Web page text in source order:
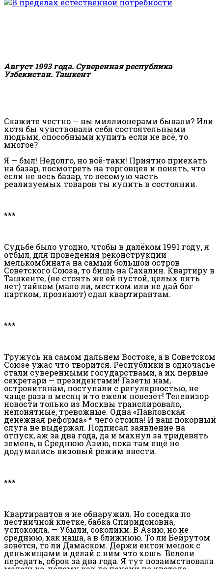
Август 1993 года. Суверенная республика
Узбекистан. Ташкент
Скажите честно — вы миллионерами бывали? Или
хотя бы чувствовали себя состоятельными
людьми, способными купить если не всё, то
многое?
Я — был! Недолго, но всё-таки! Приятно приехать
на базар, посмотреть на торговцев и понять, что
если не весь базар, то весомую часть
реализуемых товаров ты купить в состоянии.
***
Судьбе было угодно, чтобы в далёком 1991 году, я
отбыл, для проведения реконструкции
мелькомбината на самый большой остров
Советского Союза, то бишь на Сахалин. Квартиру в
Ташкенте, (не стоять же ей пустой, целых пять
лет) тайком (мало ли, местком или не дай бог
партком, прознают) сдал квартирантам.
***
Тружусь на самом дальнем Востоке, а в Советском
Союзе ужас что творится. Республики в одночасье
стали суверенными государствами, а их первые
секретари — президентами! Газеты нам,
островитянам, поступали с регулярностью, не
чаще раза в месяц и то ежели повезёт! Телевизор
новости только из Москвы транслировало,
непонятные, тревожные. Одна «Павловская
денежная реформа» * чего стоила! И ваш покорный
слуга не выдержал. Подписал заявление на
отпуск, аж за два года, да и махнул за тридевять
земель, в Среднюю Азию, пока там ещё не
додумались визовый режим ввести.
***
Квартирантов я не обнаружил. Но соседка по
лестничной клетке, бабка Спиридоновна,
успокоила. — Убыли, соколики. В Азию, но не
среднюю, как наша, а в ближнюю. То ли Бейрутом
зовётся, то ли Дамаском. Держи ентон мешок с
деньжищами и делай с ним что хошь. Велели
передать, оброк за два года. Я тут позаимствовала